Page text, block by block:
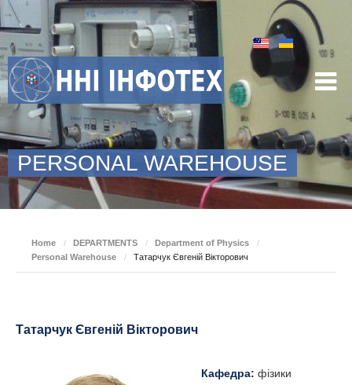
PERSONAL WAREHOUSE
Home / DEPARTMENTS / Department of Physics
/
Personal Warehouse
/ Татарчук Євгеній Вікторович
Татарчук Євгеній Вікторович
Кафедра: фізики